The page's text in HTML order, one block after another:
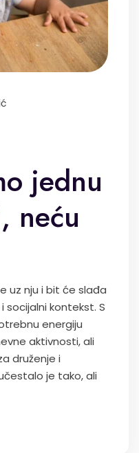
jednu
neću
uz nju i bit će slađa
socijalni kontekst. S
energiju
aktivnosti, ali
druženje i
je tako, ali